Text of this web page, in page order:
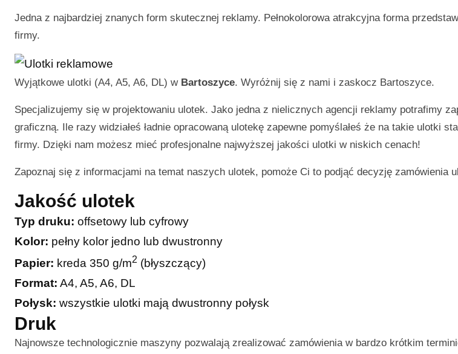
Jedna z najbardziej znanych form skutecznej reklamy. Pełnokolorowa atrakcyjna forma
firmy.
Wyjątkowe ulotki (A4, A5, A6, DL) w Bartoszyce. Wyróżnij się z nami i zaskocz Bartoszyce.
Specjalizujemy się w projektowaniu ulotek. Jako jedna z nielicznych agencji reklamy potrafimy
graficzną. Ile razy widziałeś ładnie opracowaną ulotekę zapewne pomyślałeś że na takie ulotki
firmy. Dzięki nam możesz mieć profesjonalne najwyższej jakości ulotki w niskich cenach!
Zapoznaj się z informacjami na temat naszych ulotek, pomoże Ci to podjąć decyzję zamówienia
Jakość ulotek
Typ druku: offsetowy lub cyfrowy
Kolor: pełny kolor jedno lub dwustronny
Papier: kreda 350 g/m2 (błyszczący)
Format: A4, A5, A6, DL
Połysk: wszystkie ulotki mają dwustronny połysk
Druk
Najnowsze technologicznie maszyny pozwalają zrealizować zamówienia w bardzo krótkim